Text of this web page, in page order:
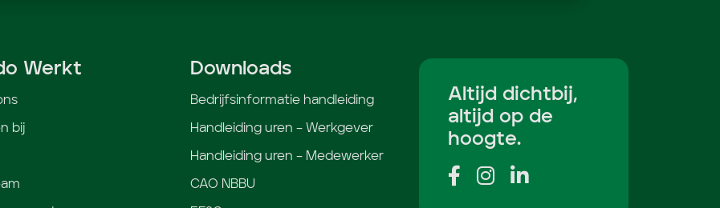
Werkt
bij
Downloads
Bedrijfsinformatie handleiding
Handleiding uren – Werkgever
Handleiding uren – Medewerker
CAO NBBU
Altijd dichtbij,
altijd op de
hoogte.